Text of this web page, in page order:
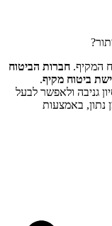
המקיף. חברות הביטוח
ביטוח מקיף.
גניבה ולאפשר לבעל
נתון, באמצעות